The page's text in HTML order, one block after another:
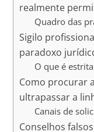
realmente
Quadro das
Sigilo
paradoxo
O que é
Como procurar
ultrapassar a
Canais de
Conselhos